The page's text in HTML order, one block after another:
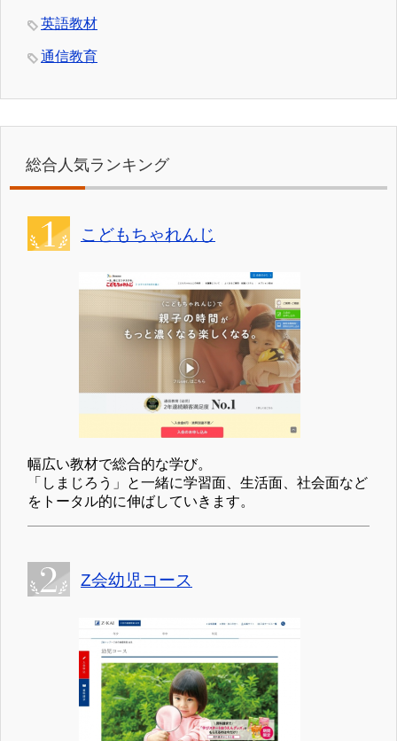
英語教材
通信教育
総合人気ランキング
こどもちゃれんじ
幅広い教材で総合的な学び。
「しまじろう」と一緒に学習面、生活面、社会面など
をトータル的に伸ばしていきます。
Z会幼児コース